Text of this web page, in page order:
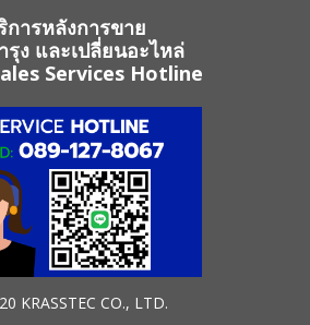
การหลังการขาย
ง และเปลี่ยนอะไหล่
Services Hotline
KRASSTEC CO., LTD.